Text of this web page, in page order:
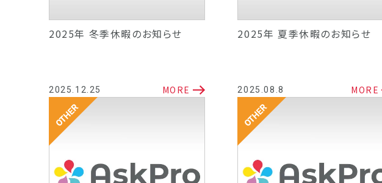
2025年 冬季休暇のお知らせ
2025.12.25 MORE
2025年 夏季休暇のお知らせ
2025.08.8 MORE